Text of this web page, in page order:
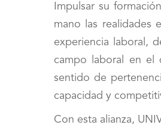
Impulsar su
mano las realidades
experiencia laboral,
campo laboral en el
sentido de
capacidad y
Con esta alianza,